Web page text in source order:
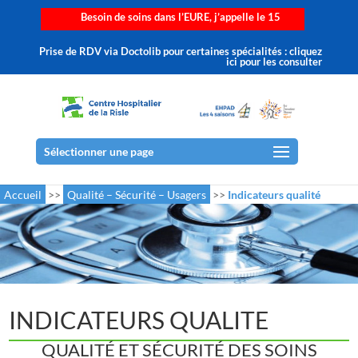
Besoin de soins dans l’EURE, j’appelle le 15
Prise de RDV via Doctolib pour certaines spécialités : cliquez
ici pour les consulter
Sélectionner une page
Accueil >> Qualité – Sécurité – Usagers >> Indicateurs qualité
INDICATEURS QUALITE
QUALITÉ ET SÉCURITÉ DES SOINS